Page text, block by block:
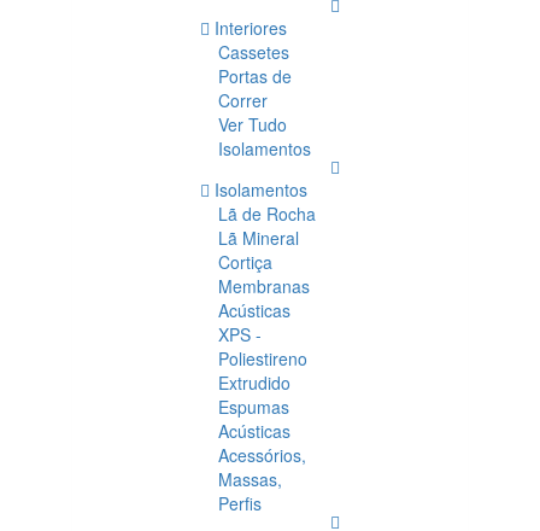
Interiores
Cassetes
Portas de
Correr
Ver Tudo
Isolamentos
Isolamentos
Lã de Rocha
Lã Mineral
Cortiça
Membranas
Acústicas
XPS -
Poliestireno
Extrudido
Espumas
Acústicas
Acessórios,
Massas,
Perfis